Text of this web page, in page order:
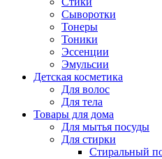
Сыворотки
Тонеры
Тоники
Эссенции
Эмульсии
Детская косметика
Для волос
Для тела
Товары для дома
Для мытья посуды
Для стирки
Стиральный